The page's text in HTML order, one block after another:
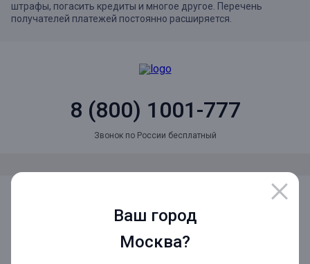
Ваш город
Москва?
штрафы, погасить кредиты и многое другое. Перечень
получателей платежей постоянно расширяется.
8 (800) 1001-777
Звонок по России бесплатный